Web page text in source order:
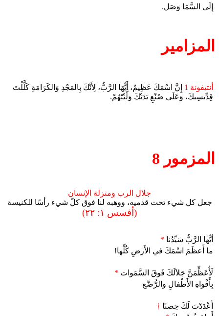
إِلَى السَّمَا وَصَل.
المزامير
أنتيفونة 1
إِنَّ اسْمَكَ عَظِيمٌ، أَيُّهَا الرَّبُّ، لِأَنَّكَ بِالمَجْدِ وَالكَرَامَةِ كَلَّلْتَ
قِدِّيسِيكَ، وَعَلَى صُنْعِ يَدَيْكَ وَلَّيْتَهُمْ.
المزمور 8
جلال الرب ومنزلة الإنسان
جعل كل شيء تحت قدميه، ووهبه لنا فوق كلّ شيء رأسًا للكنيسة
(أفسس ١: ٢٢)
أيُّها الرَّبُّ سَيِّدُنا *
ما أَعظَمَ اسْمَكَ في الأَرضِ كُلِّها!
لَأُعَظِّمَنَّ جَلاَلَكَ فَوقَ السَّمَوات *
بِأَفْواهِ الأَطْفالِ والرُّضَّع
أَعْدَدْتَ لَكَ حِصنًا †